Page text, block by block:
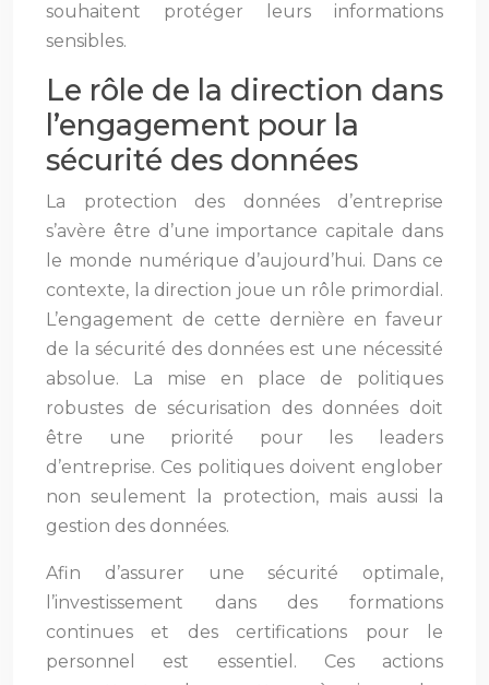
souhaitent protéger leurs informations
sensibles.
Le rôle de la direction dans
l’engagement pour la
sécurité des données
La protection des données d’entreprise
s’avère être d’une importance capitale dans
le monde numérique d’aujourd’hui. Dans ce
contexte, la direction joue un rôle primordial.
L’engagement de cette dernière en faveur
de la sécurité des données est une nécessité
absolue. La mise en place de politiques
robustes de sécurisation des données doit
être une priorité pour les leaders
d’entreprise. Ces politiques doivent englober
non seulement la protection, mais aussi la
gestion des données.
Afin d’assurer une sécurité optimale,
l’investissement dans des formations
continues et des certifications pour le
personnel est essentiel. Ces actions